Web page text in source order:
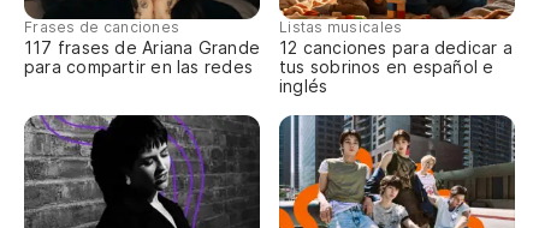
Frases de canciones
117 frases de Ariana Grande
para compartir en las redes
Listas musicales
12 canciones para dedicar a
tus sobrinos en español e
inglés